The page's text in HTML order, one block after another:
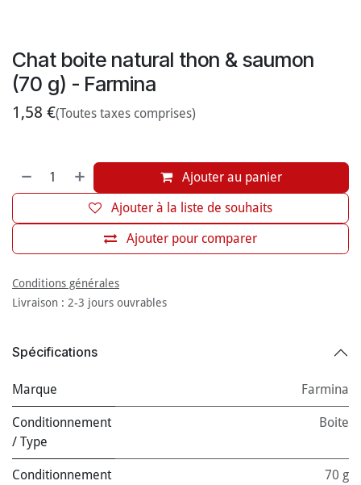
Chat boite natural thon & saumon
(70 g) - Farmina
1,58 €(Toutes taxes comprises)
Ajouter au panier
Ajouter pour comparer
Ajouter à la liste de souhaits
Conditions générales
Livraison : 2-3 jours ouvrables
Spécifications
Marque Farmina
Conditionnement
/ Type
Boite
Conditionnement
70 g